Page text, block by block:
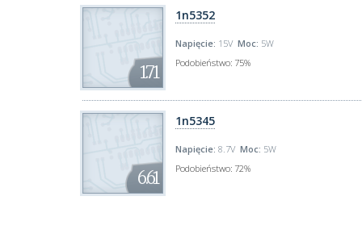
1.71
1n5352
Napięcie: 15V Moc: 5W
Podobieństwo: 75%
6.61
1n5345
Napięcie: 8.7V Moc: 5W
Podobieństwo: 72%